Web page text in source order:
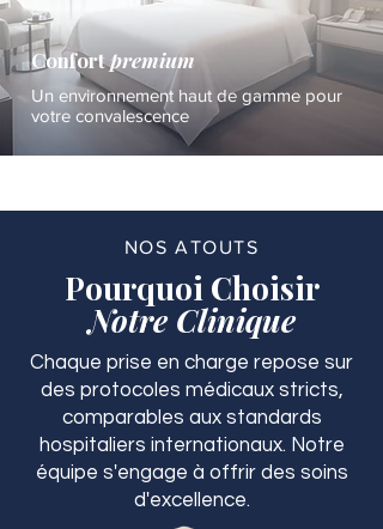
Confortpremium
Un environnement haut de gamme pour
votre convalescence
NOS ATOUTS
Pourquoi Choisir
Notre Clinique
Chaque prise en charge repose sur
des protocoles médicaux stricts,
comparables aux standards
hospitaliers internationaux. Notre
équipe s'engage à offrir des soins
d'excellence.